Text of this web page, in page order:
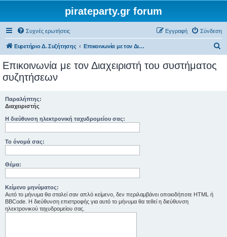
pirateparty.gr forum
Συχνές ερωτήσεις Σύνδεση
Εγγραφή
Ευρετήριο Δ. Συζήτησης Επικοινωνία με τον Διαχειριστή του συστήματος συζητήσεων
Επικοινωνία με τον Διαχειριστή του συστήματος
συζητήσεων
Παραλήπτης:
Διαχειριστής
Η διεύθυνση ηλεκτρονική ταχυδρομείου σας:
Το όνομά σας:
Θέμα:
Κείμενο μηνύματος:
Αυτό το μήνυμα θα σταλεί σαν απλό κείμενο, δεν περιλαμβάνει οποιοδήποτε HTML ή
BBCode. Η διεύθυνση επιστροφής για αυτό το μήνυμα θα τεθεί η διεύθυνση
ηλεκτρονικού ταχυδρομείου σας.